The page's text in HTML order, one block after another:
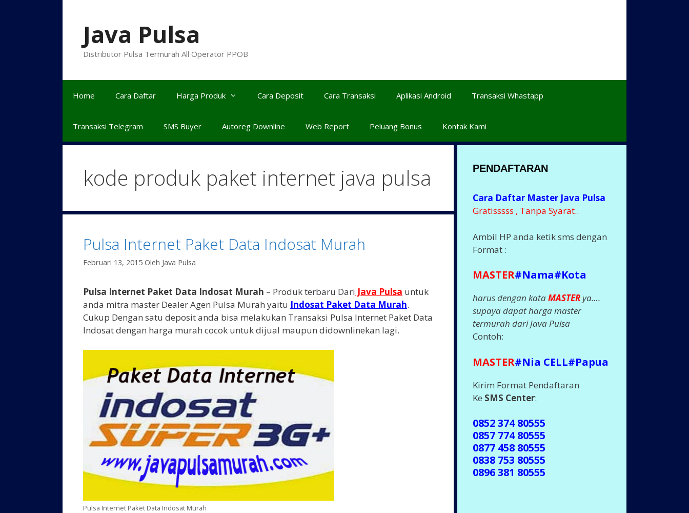
Java Pulsa
Distributor Pulsa Termurah All Operator PPOB
Home Cara Daftar Harga Produk Cara Deposit Cara Transaksi Aplikasi Android Transaksi Whastapp
Transaksi Telegram SMS Buyer Autoreg Downline Web Report Peluang Bonus Kontak Kami
kode produk paket internet java pulsa
Pulsa Internet Paket Data Indosat Murah
Februari 13, 2015 Oleh Java Pulsa
Pulsa Internet Paket Data Indosat Murah – Produk terbaru Dari Java Pulsa untuk
anda mitra master Dealer Agen Pulsa Murah yaitu Indosat Paket Data Murah.
Cukup Dengan satu deposit anda bisa melakukan Transaksi Pulsa Internet Paket Data
Indosat dengan harga murah cocok untuk dijual maupun didownlinekan lagi.
Pulsa Internet Paket Data Indosat Murah
PENDAFTARAN
Cara Daftar Master Java Pulsa
Gratisssss , Tanpa Syarat..
Ambil HP anda ketik sms dengan
Format :
MASTER#Nama#Kota
harus dengan kataMASTER ya….
supaya dapat harga master
termurah dari Java Pulsa
Contoh:
MASTER#Nia CELL#Papua
Kirim Format Pendaftaran
Ke SMS Center:
0852 374 80555
0857 774 80555
0877 458 80555
0838 753 80555
0896 381 80555